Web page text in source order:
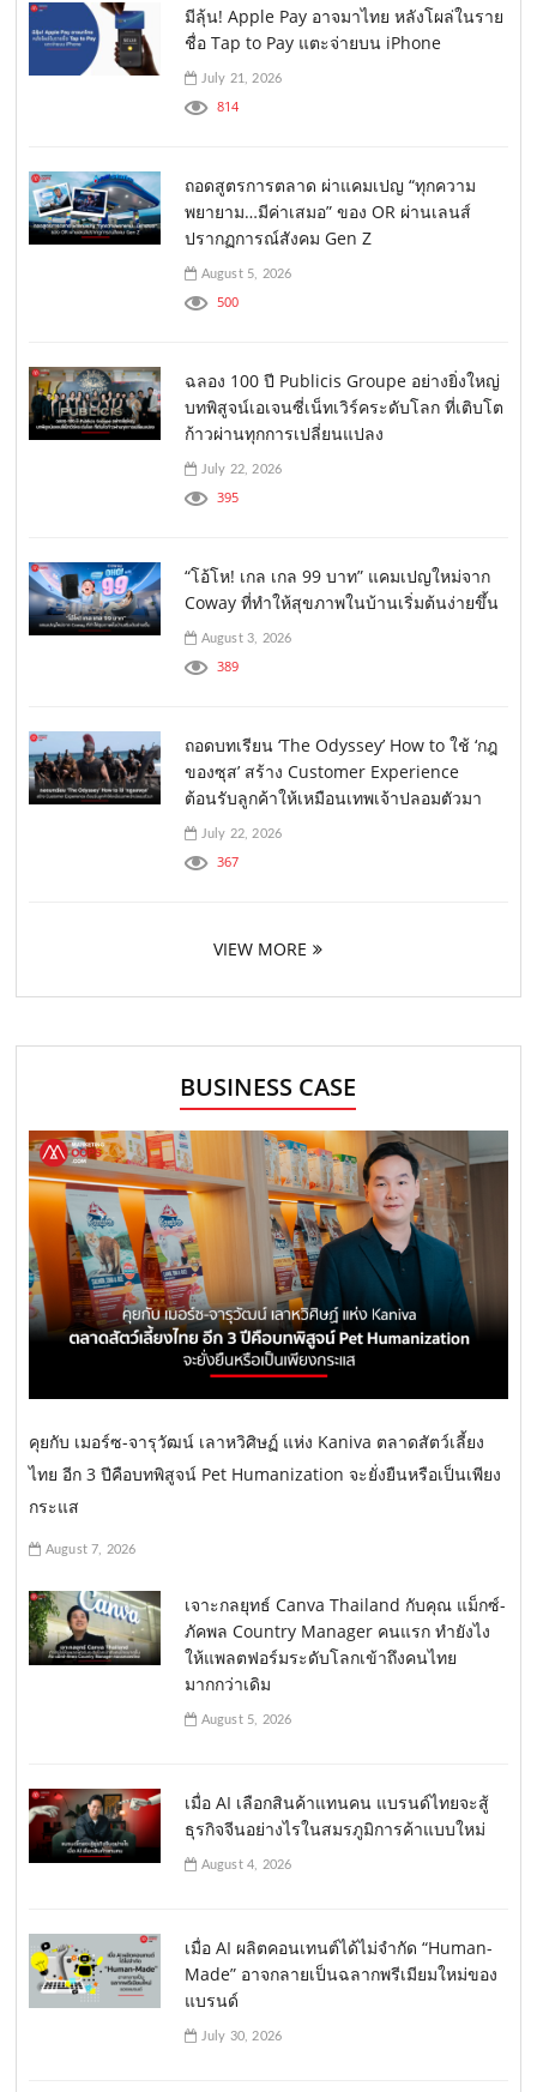
มีลุ้น! Apple Pay อาจมาไทย หลังโผล่ในราย
ชื่อ Tap to Pay แตะจ่ายบน iPhone
July 21, 2026
814
ถอดสูตรการตลาด ผ่าแคมเปญ “ทุกความ
พยายาม…มีค่าเสมอ” ของ OR ผ่านเลนส์
ปรากฏการณ์สังคม Gen Z
August 5, 2026
500
ฉลอง 100 ปี Publicis Groupe อย่างยิ่งใหญ่
บทพิสูจน์เอเจนซี่เน็ทเวิร์คระดับโลก ที่เติบโต
ก้าวผ่านทุกการเปลี่ยนแปลง
July 22, 2026
395
“โอ้โห! เกล เกล 99 บาท” แคมเปญใหม่จาก
Coway ที่ทำให้สุขภาพในบ้านเริ่มต้นง่ายขึ้น
August 3, 2026
389
ถอดบทเรียน ‘The Odyssey’ How to ใช้ ‘กฎ
ของซุส’ สร้าง Customer Experience
ต้อนรับลูกค้าให้เหมือนเทพเจ้าปลอมตัวมา
July 22, 2026
367
VIEW MORE
BUSINESS CASE
คุยกับ เมอร์ซ-จารุวัฒน์ เลาหวิศิษฏ์ แห่ง Kaniva ตลาดสัตว์เลี้ยง
ไทย อีก 3 ปีคือบทพิสูจน์ Pet Humanization จะยั่งยืนหรือเป็นเพียง
กระแส
August 7, 2026
เจาะกลยุทธ์ Canva Thailand กับคุณ แม็กซ์-
ภัคพล Country Manager คนแรก ทำยังไง
ให้แพลตฟอร์มระดับโลกเข้าถึงคนไทย
มากกว่าเดิม
August 5, 2026
เมื่อ AI เลือกสินค้าแทนคน แบรนด์ไทยจะสู้
ธุรกิจจีนอย่างไรในสมรภูมิการค้าแบบใหม่
August 4, 2026
เมื่อ AI ผลิตคอนเทนต์ได้ไม่จำกัด “Human-
Made” อาจกลายเป็นฉลากพรีเมียมใหม่ของ
แบรนด์
July 30, 2026